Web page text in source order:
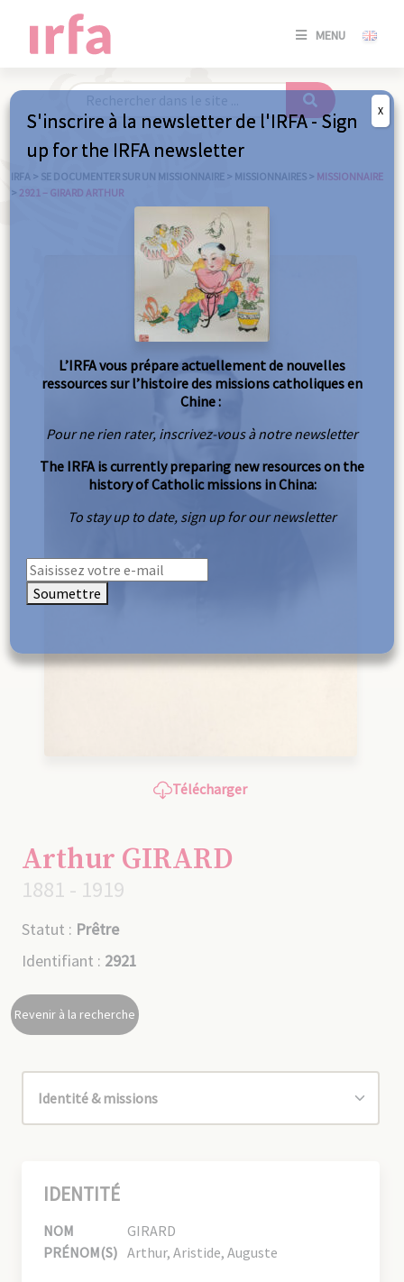
MENU
SE
/
IRFA > SE DOCUMENTER SUR UN MISSIONNAIRE > MISSIONNAIRES > MISSIONNAIRE
> 2921 – GIRARD ARTHUR
Télécharger
Arthur GIRARD
1881 - 1919
Statut : Prêtre
Identifiant : 2921
Revenir à la recherche
IDENTITÉ
NOM
GIRARD
PRÉNOM(S) Arthur, Aristide, Auguste
S'inscrire à la newsletter de l'IRFA - Sign
up for the IRFA newsletter
L’IRFA vous prépare actuellement de nouvelles
ressources sur l’histoire des missions catholiques en
Chine :
Pour ne rien rater, inscrivez-vous à notre newsletter
The IRFA is currently preparing new resources on the
history of Catholic missions in China:
To stay up to date, sign up for our newsletter
Soumettre
X